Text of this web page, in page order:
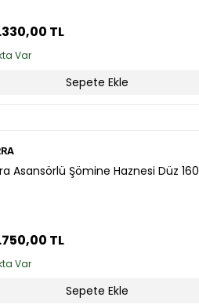
TL
Var
Sepete Ekle
Asansörlü Şömine Haznesi Düz 160
TL
Var
Sepete Ekle